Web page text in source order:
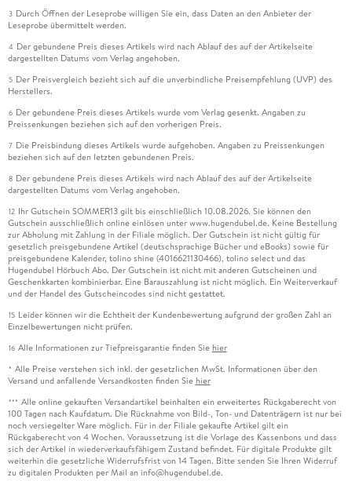
3 Durch Öffnen der Leseprobe willigen Sie ein, dass Daten an den Anbieter der
Leseprobe übermittelt werden.
4 Der gebundene Preis dieses Artikels wird nach Ablauf des auf der Artikelseite
dargestellten Datums vom Verlag angehoben.
5 Der Preisvergleich bezieht sich auf die unverbindliche Preisempfehlung (UVP) des
Herstellers.
6 Der gebundene Preis dieses Artikels wurde vom Verlag gesenkt. Angaben zu
Preissenkungen beziehen sich auf den vorherigen Preis.
7 Die Preisbindung dieses Artikels wurde aufgehoben. Angaben zu Preissenkungen
beziehen sich auf den letzten gebundenen Preis.
8 Der gebundene Preis dieses Artikels wird nach Ablauf des auf der Artikelseite
dargestellten Datums vom Verlag angehoben.
12 Ihr Gutschein SOMMER13 gilt bis einschließlich 10.08.2026. Sie können den
Gutschein ausschließlich online einlösen unter www.hugendubel.de. Keine Bestellung
zur Abholung mit Zahlung in der Filiale möglich. Der Gutschein ist nicht gültig für
gesetzlich preisgebundene Artikel (deutschsprachige Bücher und eBooks) sowie für
preisgebundene Kalender, tolino shine (4016621130466), tolino select und das
Hugendubel Hörbuch Abo. Der Gutschein ist nicht mit anderen Gutscheinen und
Geschenkkarten kombinierbar. Eine Barauszahlung ist nicht möglich. Ein Weiterverkauf
und der Handel des Gutscheincodes sind nicht gestattet.
15 Leider können wir die Echtheit der Kundenbewertung aufgrund der großen Zahl an
Einzelbewertungen nicht prüfen.
16 Alle Informationen zur Tiefpreisgarantie finden Sie hier
* Alle Preise verstehen sich inkl. der gesetzlichen MwSt. Informationen über den
Versand und anfallende Versandkosten finden Sie hier
*** Alle online gekauften Versandartikel beinhalten ein erweitertes Rückgaberecht von
100 Tagen nach Kaufdatum. Die Rücknahme von Bild-, Ton- und Datenträgern ist nur bei
noch versiegelter Ware möglich. Für in der Filiale gekaufte Artikel gilt ein
Rückgaberecht von 4 Wochen. Voraussetzung ist die Vorlage des Kassenbons und dass
sich der Artikel in wiederverkaufsfähigem Zustand befindet. Für digitale Produkte gilt
weiterhin die gesetzliche Widerrufsfrist von 14 Tagen. Bitte senden Sie Ihren Widerruf
zu digitalen Produkten per Mail an info@hugendubel.de.